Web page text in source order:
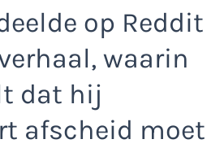
op Reddit
waarin
dat hij
afscheid moet